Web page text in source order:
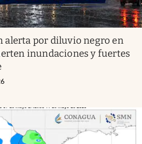
alerta por diluvio negro en
inundaciones y fuertes